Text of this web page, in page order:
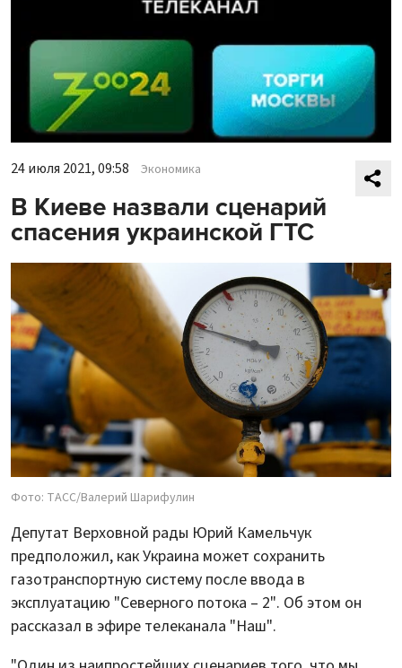
24 июля 2021, 09:58 Экономика
В Киеве назвали сценарий
спасения украинской ГТС
Фото: ТАСС/Валерий Шарифулин
Депутат Верховной рады Юрий Камельчук
предположил, как Украина может сохранить
газотранспортную систему после ввода в
эксплуатацию "Северного потока – 2". Об этом он
рассказал в эфире телеканала "Наш".